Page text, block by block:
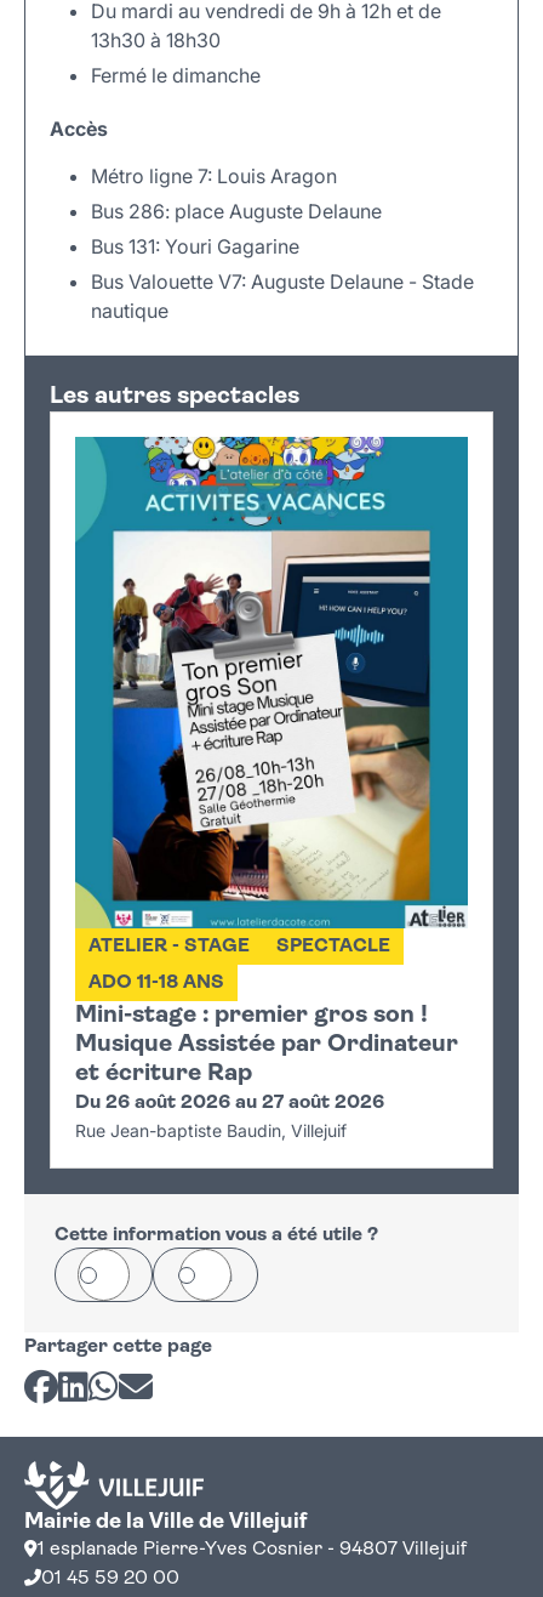
Du mardi au vendredi de 9h à 12h et de
13h30 à 18h30
Fermé le dimanche
Accès
Métro ligne 7: Louis Aragon
Bus 286: place Auguste Delaune
Bus 131: Youri Gagarine
Bus Valouette V7: Auguste Delaune - Stade
nautique
+
−
Les autres spectacles
Mini-stage : premier gros son !
Musique Assistée par Ordinateur
et écriture Rap
ATELIER - STAGE
SPECTACLE
ADO 11-18 ANS
Du 26 août 2026 au 27 août 2026
Rue Jean-baptiste Baudin, Villejuif
Cette information vous a été utile ?
Oui Non
Partager cette page
Partager sur Facebook
Partager sur LinkedIn
Partager sur Whatsapp
Partager par courriel
Mairie de la Ville de Villejuif
1 esplanade Pierre-Yves Cosnier - 94807 Villejuif
01 45 59 20 00